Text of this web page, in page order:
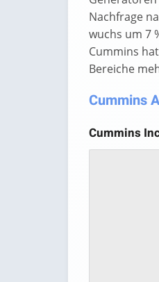
Nachfrage
wuchs um 7
Cummins
Bereiche
Cummins
Cummins